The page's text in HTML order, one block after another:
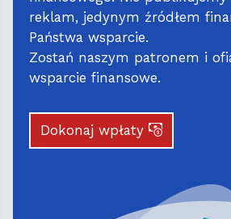
reklam, jedynym źródłem
Państwa wsparcie.
Zostań naszym patronem i
wsparcie finansowe.
Dokonaj wpłaty